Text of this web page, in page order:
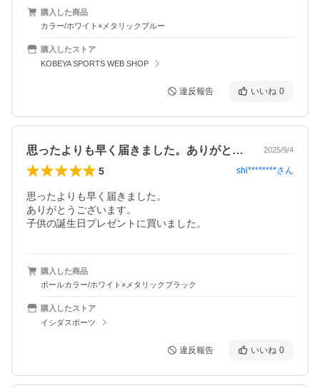
購入した商品
カラー/ホワイト×メタリックブルー
購入したストア
KOBEYA SPORTS WEB SHOP
違反報告 いいね 0
思ったよりも早く届きました。ありがとう… 2025/9/4
5 shi********さん
思ったよりも早く届きました。
ありがとうございます。
子供の誕生日プレゼントに買いました。
購入した商品
ボールカラー/ホワイト×メタリックブラック
購入したストア
イシダスポーツ
違反報告 いいね 0